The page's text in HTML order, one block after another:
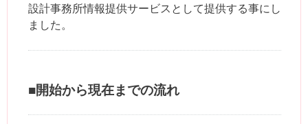
設計事務所情報提供サービスとして提供する事にし
ました。
■開始から現在までの流れ